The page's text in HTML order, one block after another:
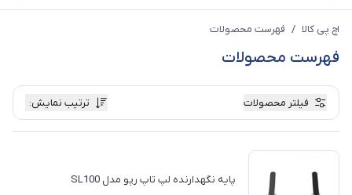
اچ پی کالا / فهرست محصولات
فهرست محصولات
فیلتر محصولات ترتیب نمایش:
پایه نگهدارنده لپ تاپ رپو مدل SL100